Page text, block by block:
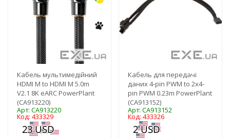
Кабель мультимедійний
HDMI M to HDMI M 5.0m
V2.1 8K eARC PowerPlant
(CA913220)
Арт: CA913220
Код: 433329
Кабель для передачі
даних 4-pin PWM to 2х4-
pin PWM 0.23m PowerPlant
(CA913152)
Арт: CA913152
Код: 433326